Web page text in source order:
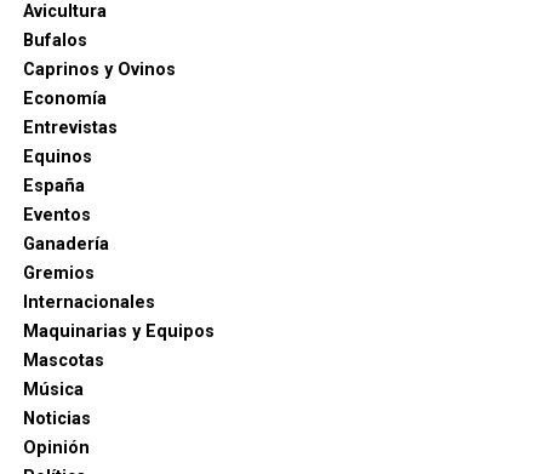
Avicultura
Bufalos
Caprinos y Ovinos
Economía
Entrevistas
Equinos
España
Eventos
Ganadería
Gremios
Internacionales
Maquinarias y Equipos
Mascotas
Música
Noticias
Opinión